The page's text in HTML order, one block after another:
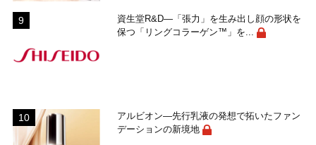
資生堂R&D―「張力」を生み出し顔の形状を
保つ「リングコラーゲン™」を...
アルビオン―先行乳液の発想で拓いたファン
デーションの新境地